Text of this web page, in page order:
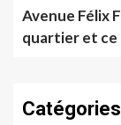
Avenue Félix
quartier et ce
Catégories